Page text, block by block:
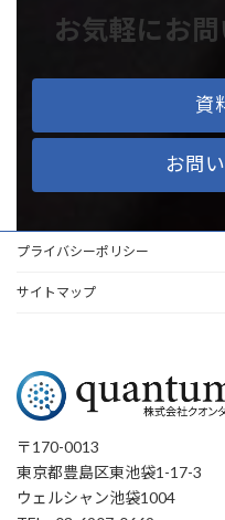
お気軽にお
資
お問
プライバシーポリシー
サイトマップ
〒170-0013
東京都豊島区東池袋1-17-3
ウェルシャン池袋1004